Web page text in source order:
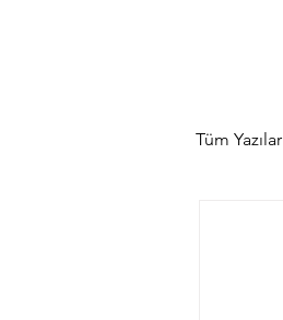
Tüm Yazılar